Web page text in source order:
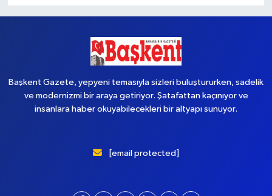
Başkent Gazete, yepyeni temasıyla sizleri buluştururken, sadelik
ve modernizmi bir araya getiriyor. Şatafattan kaçınıyor ve
insanlara haber okuyabilecekleri bir altyapı sunuyor.
[email protected]